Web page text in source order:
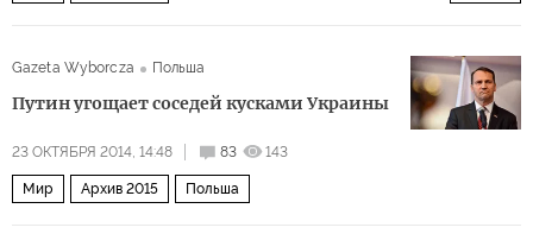
Gazeta Wyborcza Польша
Путин угощает соседей кусками Украины
23 ОКТЯБРЯ 2014, 14:48 83 143
Мир Архив 2015 Польша